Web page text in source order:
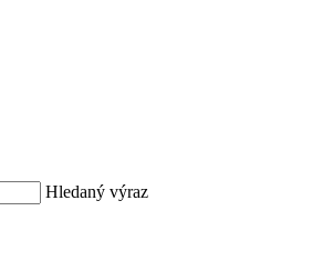
Hledaný výraz